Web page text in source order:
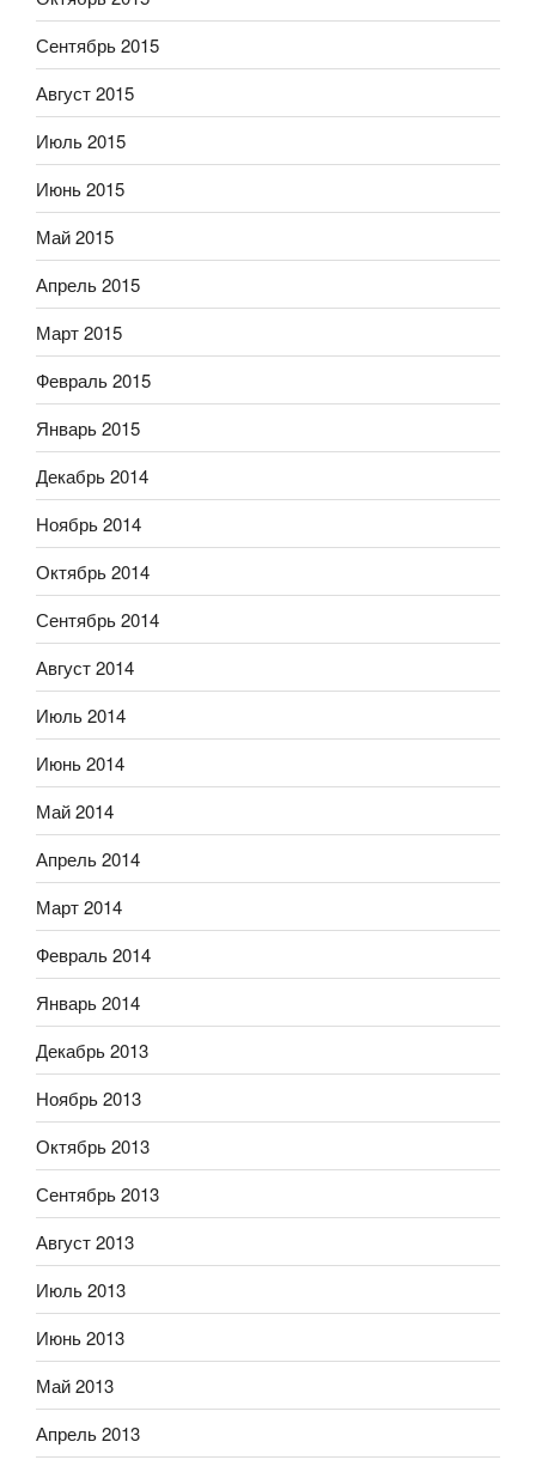
Сентябрь 2015
Август 2015
Июль 2015
Июнь 2015
Май 2015
Апрель 2015
Март 2015
Февраль 2015
Январь 2015
Декабрь 2014
Ноябрь 2014
Октябрь 2014
Сентябрь 2014
Август 2014
Июль 2014
Июнь 2014
Май 2014
Апрель 2014
Март 2014
Февраль 2014
Январь 2014
Декабрь 2013
Ноябрь 2013
Октябрь 2013
Сентябрь 2013
Август 2013
Июль 2013
Июнь 2013
Май 2013
Апрель 2013